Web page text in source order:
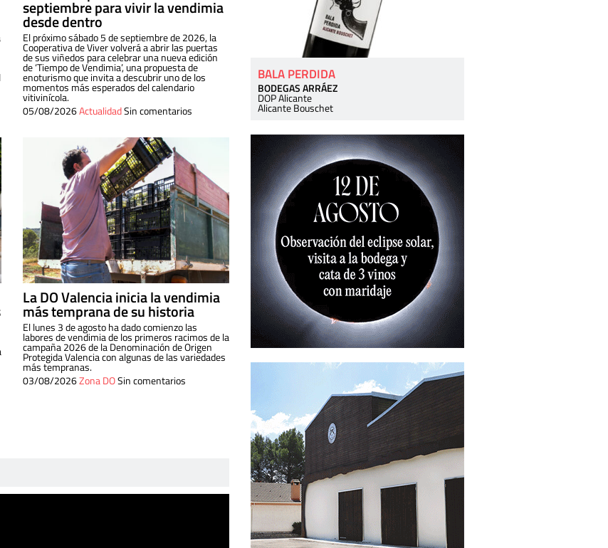
septiembre para vivir la vendimia
desde dentro
El próximo sábado 5 de septiembre de 2026, la
Cooperativa de Viver volverá a abrir las puertas
de sus viñedos para celebrar una nueva edición
de ‘Tiempo de Vendimia’, una propuesta de
enoturismo que invita a descubrir uno de los
momentos más esperados del calendario
vitivinícola.
05/08/2026ActualidadSin comentarios
La DO Valencia inicia la vendimia
más temprana de su historia
El lunes 3 de agosto ha dado comienzo las
labores de vendimia de los primeros racimos de la
campaña 2026 de la Denominación de Origen
Protegida Valencia con algunas de las variedades
más tempranas.
03/08/2026Zona DOSin comentarios
BALA PERDIDA
BODEGAS ARRÁEZ
DOP Alicante
Alicante Bouschet